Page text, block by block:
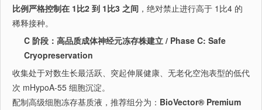
比例严格控制在 1比2 到 1比3 之间 ，绝对禁止进行高于 1比4 的
稀释接种。
C 阶段：高品质成体神经元冻存株建立 / Phase C: Safe
Cryopreservation
收集处于对数生长最活跃、突起伸展健康、无老化空泡表型的低代
次 mHypoA-55 细胞沉淀。
配制高级细胞冻存基质液，推荐组分为： BioVector® Premium